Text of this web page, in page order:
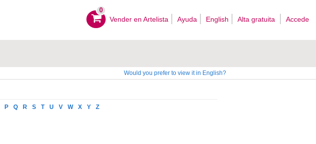
0
Vender en Artelista Ayuda English Alta gratuita Accede
Would you prefer to view it in English?
P Q R S T U V W X Y Z